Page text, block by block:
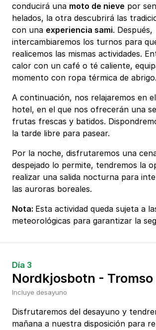
conducirá una moto de nieve por
helados, la otra descubrirá las
con una experiencia sami. Después,
intercambiaremos los turnos para
realicemos las mismas actividades.
calor con un café o té caliente,
momento con ropa térmica de abrigo.
A continuación, nos relajaremos en el
hotel, en el que nos ofrecerán una
frutas frescas y batidos.
la tarde libre para pasear.
Por la noche, disfrutaremos una
despejado lo permite, tendremos la
realizar una salida nocturna para
las auroras boreales.
Nota: Esta actividad queda sujeta a
meteorológicas para garantizar la
Día 3
Nordkjosbotn - Tromso
Incluye desayuno
Disfrutaremos del desayuno y
mañana a nuestra disposición para